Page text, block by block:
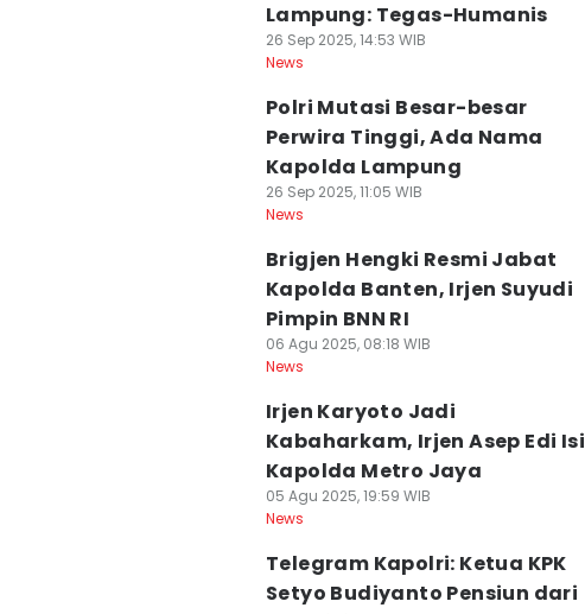
Lampung: Tegas-Humanis
26 Sep 2025, 14:53 WIB
News
Polri Mutasi Besar-besar
Perwira Tinggi, Ada Nama
Kapolda Lampung
26 Sep 2025, 11:05 WIB
News
Brigjen Hengki Resmi Jabat
Kapolda Banten, Irjen Suyudi
Pimpin BNN RI
06 Agu 2025, 08:18 WIB
News
Irjen Karyoto Jadi
Kabaharkam, Irjen Asep Edi Isi
Kapolda Metro Jaya
05 Agu 2025, 19:59 WIB
News
Telegram Kapolri: Ketua KPK
Setyo Budiyanto Pensiun dari